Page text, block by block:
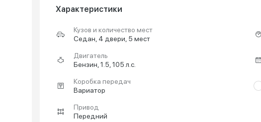
Характеристики
Кузов и количество мест
Седан, 4 двери, 5 мест
Двигатель
Бензин, 1.5, 105 л.с.
Коробка передач
Вариатор
Привод
Передний